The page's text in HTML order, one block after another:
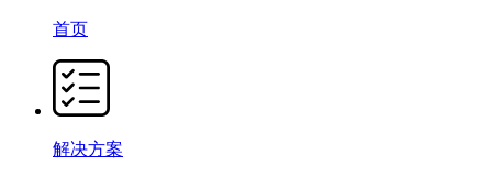
首页
解决方案